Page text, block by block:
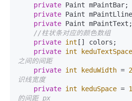
private Paint mPaintBar;
private Paint
private Paint mPaintText;
//柱状条对应的颜色数组
private int [] colors;
private int keduTextSpace
之间的间距
private int keduWidth =
识线宽度
private int keduSpace =
的间距 px